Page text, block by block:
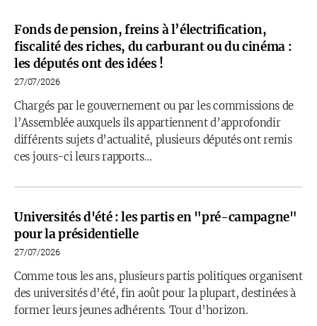
Fonds de pension, freins à l’électrification,
fiscalité des riches, du carburant ou du cinéma :
les députés ont des idées !
27/07/2026
Chargés par le gouvernement ou par les commissions de
l’Assemblée auxquels ils appartiennent d’approfondir
différents sujets d’actualité, plusieurs députés ont remis
ces jours-ci leurs rapports…
Universités d'été : les partis en "pré-campagne"
pour la présidentielle
27/07/2026
Comme tous les ans, plusieurs partis politiques organisent
des universités d’été, fin août pour la plupart, destinées à
former leurs jeunes adhérents. Tour d’horizon.